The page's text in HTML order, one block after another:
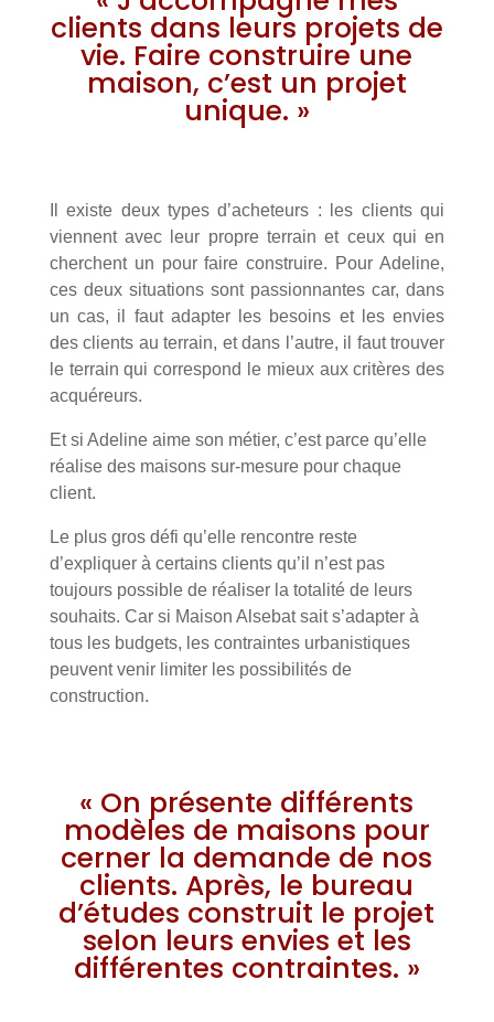
clients dans leurs projets de
vie. Faire construire une
maison, c’est un projet
unique. »
Il existe deux types d’acheteurs : les clients qui
viennent avec leur propre terrain et ceux qui en
cherchent un pour faire construire. Pour Adeline,
ces deux situations sont passionnantes car, dans
un cas, il faut adapter les besoins et les envies
des clients au terrain, et dans l’autre, il faut trouver
le terrain qui correspond le mieux aux critères des
acquéreurs.
Et si Adeline aime son métier, c’est parce qu’elle
réalise des maisons sur-mesure pour chaque
client.
Le plus gros défi qu’elle rencontre reste
d’expliquer à certains clients qu’il n’est pas
toujours possible de réaliser la totalité de leurs
souhaits. Car si Maison Alsebat sait s’adapter à
tous les budgets, les contraintes urbanistiques
peuvent venir limiter les possibilités de
construction.
« On présente différents
modèles de maisons pour
cerner la demande de nos
clients. Après, le bureau
d’études construit le projet
selon leurs envies et les
différentes contraintes. »